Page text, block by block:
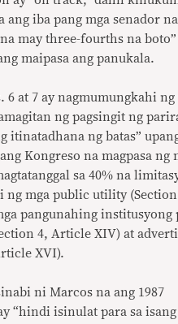
ang iba pang mga senador na
may three-fourths na boto”
maipasa ang panukala.
6 at 7 ay nagmumungkahi ng
ng pagsingit ng
itinatadhana ng batas”
Kongreso na magpasa ng
sa 40% na
ng mga public utility (Section
pangunahing institusyong
4, Article XIV) at
XVI).
ni Marcos na ang 1987
“hindi isinulat para sa isang